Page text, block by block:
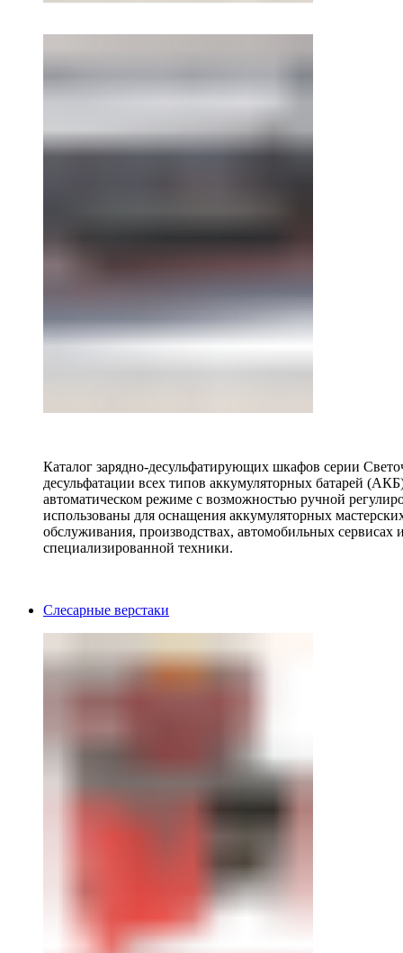
Каталог зарядно-десульфатирующих шкафов серии
десульфатации всех типов аккумуляторных батарей
автоматическом режиме с возможностью ручной
использованы для оснащения аккумуляторных
обслуживания, производствах, автомобильных
специализированной техники.
Слесарные верстаки